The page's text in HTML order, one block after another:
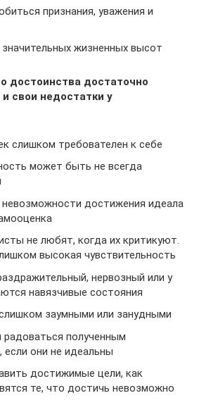
признания, уважения и
жизненных высот
достоинства достаточно
свои недостатки у
слишком требователен к себе
может быть не всегда
достижения идеала
не любят, когда их критикуют.
высокая чувствительность
нервозный или у
навязчивые состояния
заумными или занудными
полученным
если они не идеальны
достижимые цели, как
те, что достичь невозможно